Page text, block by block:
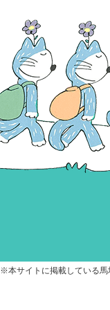
※本サイトに掲載している馬